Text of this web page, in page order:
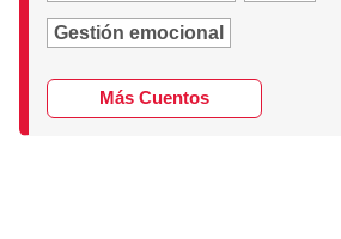
Gestión emocional
Más Cuentos